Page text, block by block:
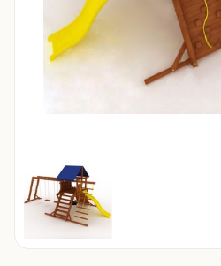
Контакты
8 (495) 235-24-00